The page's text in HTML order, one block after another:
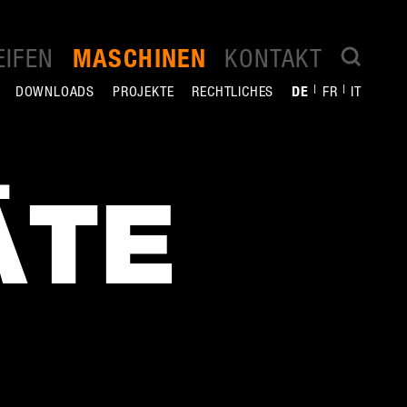
MASCHINEN KONTAKT
DOWNLOADS PROJEKTE RECHTLICHES DE FR IT